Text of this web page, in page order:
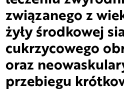
związanego z
żyły środkowej
cukrzycowego
oraz
przebiegu